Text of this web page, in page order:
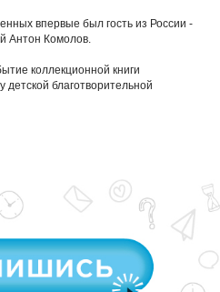
впервые был гость из России -
Антон Комолов.
коллекционной книги
благотворительной